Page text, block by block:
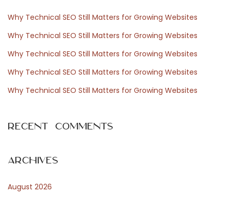
p
o
t
:
g
á
t
a
t
o
é
t
h
r
:
Why Technical SEO Still Matters for Growing Websites
Why Technical SEO Still Matters for Growing Websites
Why Technical SEO Still Matters for Growing Websites
Why Technical SEO Still Matters for Growing Websites
Why Technical SEO Still Matters for Growing Websites
Recent Comments
Archives
August 2026